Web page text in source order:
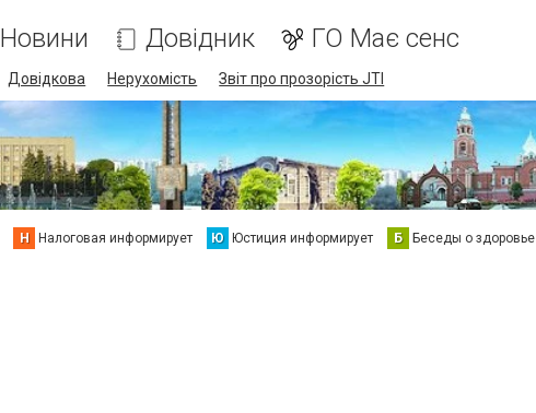
Новини Довідник ГО Має сенс
Довідкова Нерухомість Звіт про прозорість JTI
Н Налоговая информирует Ю Юстиция информирует Б Беседы о здоровье